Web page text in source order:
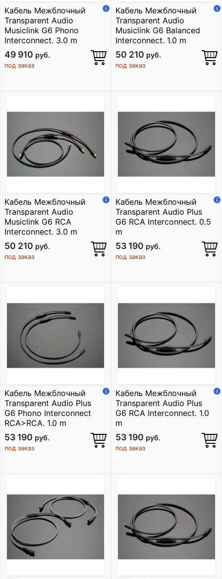
Кабель Межблочный
Transparent Audio
Musiclink G6 Phono
Interconnect. 3.0 m
49 910 руб.
под заказ
Кабель Межблочный
Transparent Audio
Musiclink G6 Balanced
Interconnect. 1.0 m
50 210 руб.
под заказ
Кабель Межблочный
Transparent Audio
Musiclink G6 RCA
Interconnect. 3.0 m
50 210 руб.
под заказ
Кабель Межблочный
Transparent Audio Plus
G6 RCA Interconnect. 0.5
m
53 190 руб.
под заказ
Кабель Межблочный
Transparent Audio Plus
G6 Phono Interconnect
RCA>RCA. 1.0 m
53 190 руб.
под заказ
Кабель Межблочный
Transparent Audio Plus
G6 RCA Interconnect. 1.0
m
53 190 руб.
под заказ